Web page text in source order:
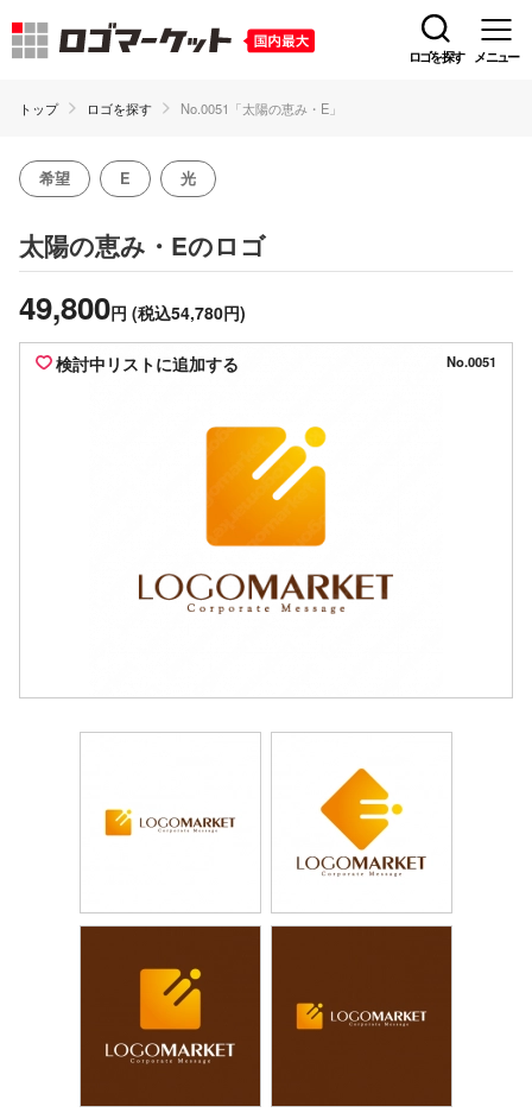
ロゴを探す メニュー
トップ ロゴを探す No.0051「太陽の恵み・E」
希望 E 光
太陽の恵み・Eのロゴ
49,800円 (税込54,780円)
検討中リストに追加する No.0051